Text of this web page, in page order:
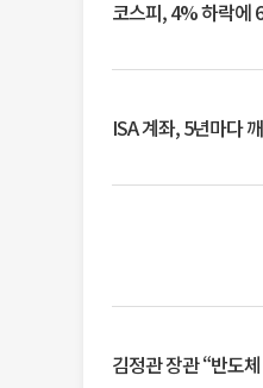
코스피, 4% 하락에
ISA 계좌, 5년마다
김정관 장관 “반도